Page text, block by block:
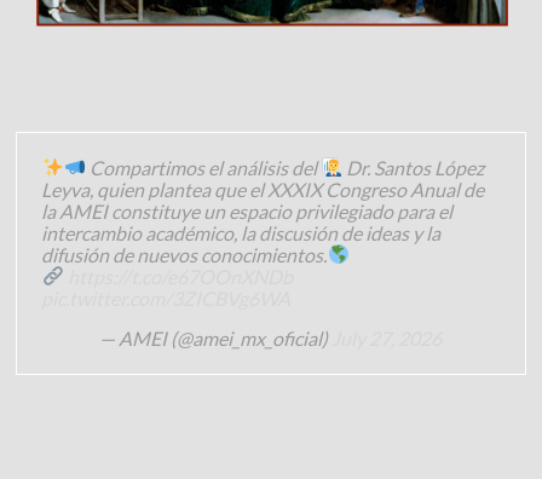
Compartimos el análisis del
Dr. Santos López
Leyva, quien plantea que el XXXIX Congreso Anual de
la AMEI constituye un espacio privilegiado para el
intercambio académico, la discusión de ideas y la
difusión de nuevos conocimientos.
— AMEI (@amei_mx_oficial)